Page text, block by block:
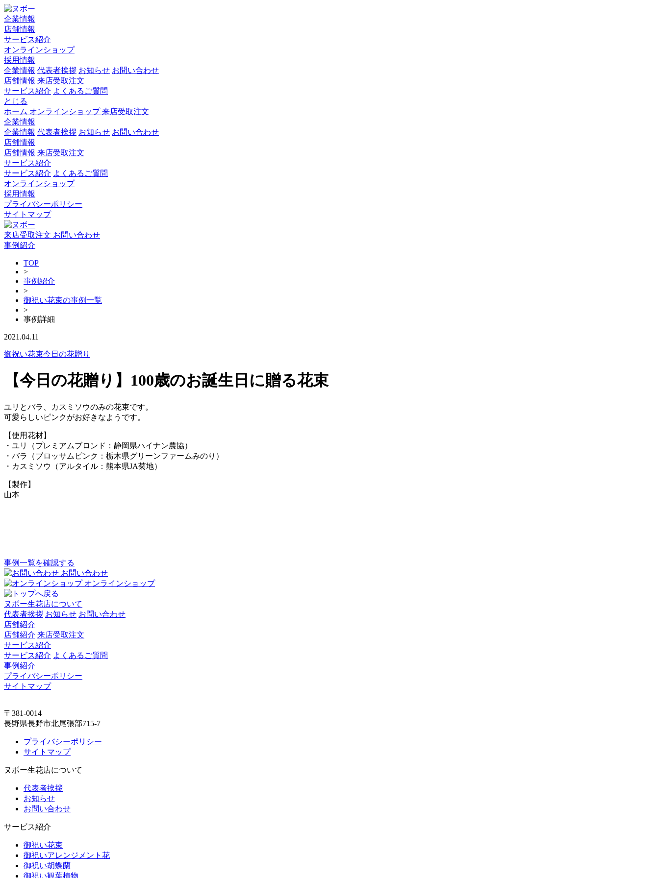
企業情報
店舗情報
サービス紹介
オンラインショップ
採用情報
企業情報 代表者挨拶 お知らせ お問い合わせ
店舗情報 来店受取注文
サービス紹介 よくあるご質問
とじる
ホーム オンラインショップ来店受取注文
企業情報
企業情報 代表者挨拶 お知らせ お問い合わせ
店舗情報
店舗情報 来店受取注文
サービス紹介
サービス紹介 よくあるご質問
オンラインショップ
採用情報
プライバシーポリシー
サイトマップ
来店受取注文 お問い合わせ
事例紹介
TOP
>
事例紹介
>
御祝い花束の事例一覧
>
事例詳細
2021.04.11
御祝い花束今日の花贈り
【今日の花贈り】100歳のお誕生日に贈る花束
ユリとバラ、カスミソウのみの花束です。
可愛らしいピンクがお好きなようです。
【使用花材】
・ユリ（プレミアムブロンド：静岡県ハイナン農協）
・バラ（ブロッサムピンク：栃木県グリーンファームみのり）
・カスミソウ（アルタイル：熊本県JA菊地）
【製作】
山本
事例一覧を確認する
お問い合わせ
オンラインショップ
ヌボー生花店について
代表者挨拶 お知らせ お問い合わせ
店舗紹介
店舗紹介 来店受取注文
サービス紹介
サービス紹介 よくあるご質問
事例紹介
プライバシーポリシー
サイトマップ
〒381-0014
長野県長野市北尾張部715-7
プライバシーポリシー
サイトマップ
ヌボー生花店について
代表者挨拶
お知らせ
お問い合わせ
サービス紹介
御祝い花束
御祝いアレンジメント花
御祝い胡蝶蘭
御祝い観葉植物